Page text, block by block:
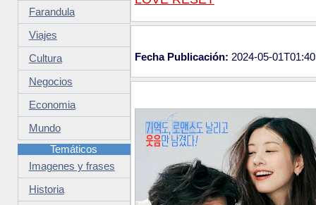
Fecha Publicación: 2024-05-
Farandula
Viajes
Cultura
Negocios
Economia
Mundo
Temáticos
Imagenes y frases
Historia